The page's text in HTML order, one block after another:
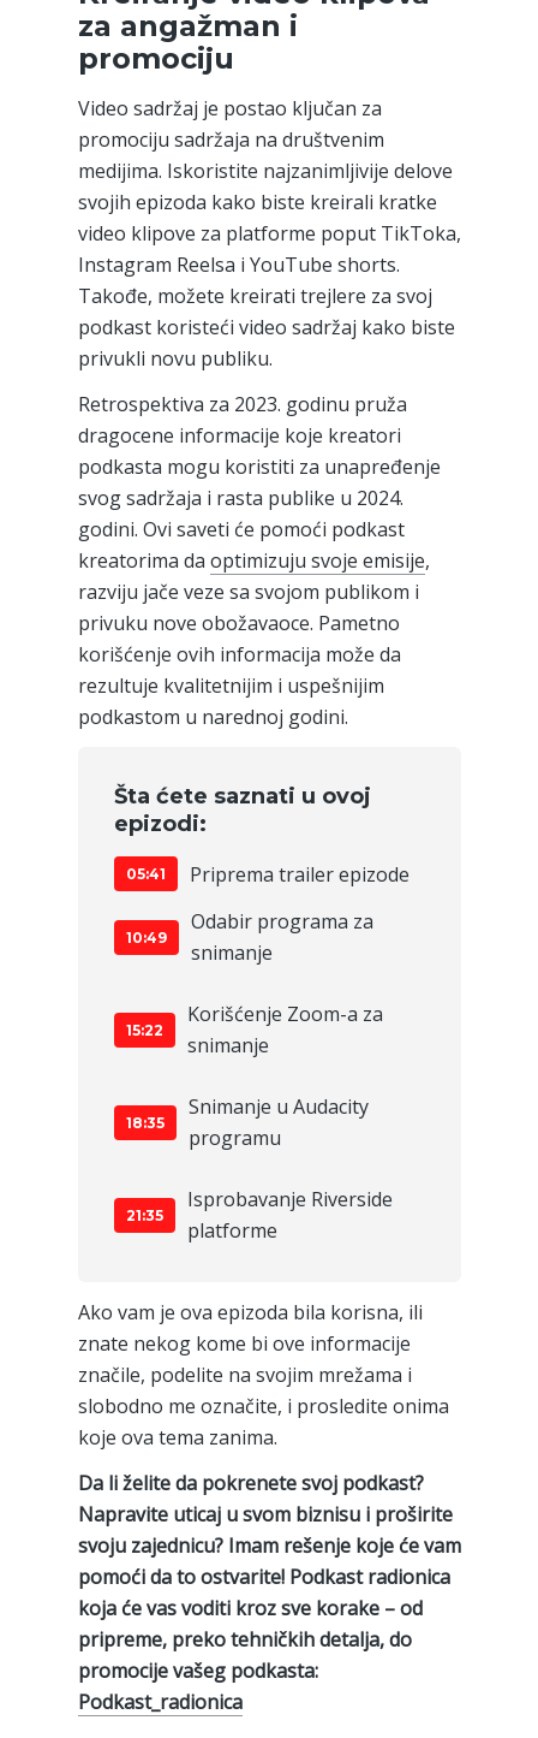
za angažman i
promociju
Video sadržaj je postao ključan za
promociju sadržaja na društvenim
medijima. Iskoristite najzanimljivije delove
svojih epizoda kako biste kreirali kratke
video klipove za platforme poput TikToka,
Instagram Reelsa i YouTube shorts.
Takođe, možete kreirati trejlere za svoj
podkast koristeći video sadržaj kako biste
privukli novu publiku.
Retrospektiva za 2023. godinu pruža
dragocene informacije koje kreatori
podkasta mogu koristiti za unapređenje
svog sadržaja i rasta publike u 2024.
godini. Ovi saveti će pomoći podkast
kreatorima da optimizuju svoje emisije,
razviju jače veze sa svojom publikom i
privuku nove obožavaoce. Pametno
korišćenje ovih informacija može da
rezultuje kvalitetnijim i uspešnijim
podkastom u narednoj godini.
Šta ćete saznati u ovoj
epizodi:
05:41 Priprema trailer epizode
10:49
Odabir programa za
snimanje
15:22
Korišćenje Zoom-a za
snimanje
18:35
Snimanje u Audacity
programu
21:35
Isprobavanje Riverside
platforme
Ako vam je ova epizoda bila korisna, ili
znate nekog kome bi ove informacije
značile, podelite na svojim mrežama i
slobodno me označite, i prosledite onima
koje ova tema zanima.
Da li želite da pokrenete svoj podkast?
Napravite uticaj u svom biznisu i proširite
svoju zajednicu? Imam rešenje koje će vam
pomoći da to ostvarite! Podkast radionica
koja će vas voditi kroz sve korake – od
pripreme, preko tehničkih detalja, do
promocije vašeg podkasta:
Podkast_radionica